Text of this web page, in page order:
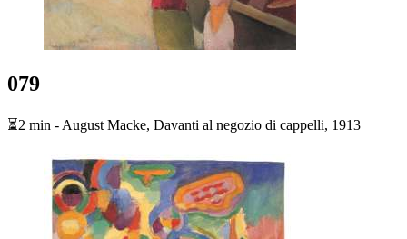
079
⏳2 min - August Macke, Davanti al negozio di cappelli, 1913